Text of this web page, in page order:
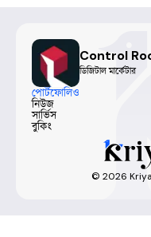
Control
ডিজিটাল মার্কেটার
পোর্টফোলিও
নিউজ
সার্ভিস
বুকিং
© 2026